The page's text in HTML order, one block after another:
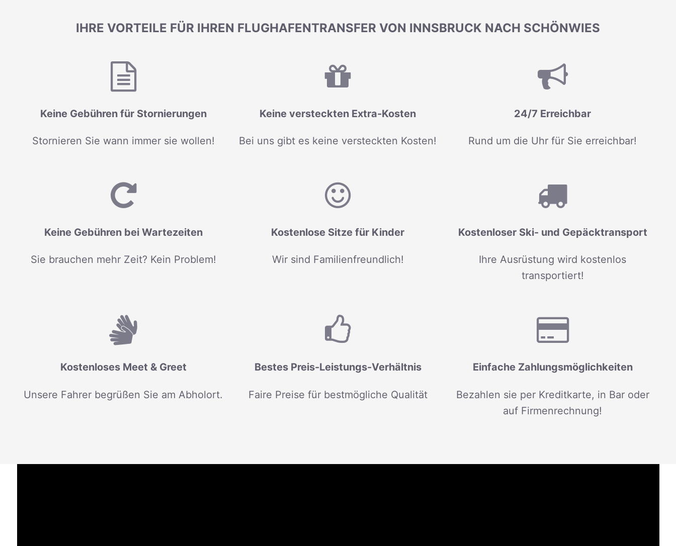
IHRE VORTEILE FÜR IHREN FLUGHAFENTRANSFER VON INNSBRUCK NACH SCHÖNWIES
Keine Gebühren für Stornierungen
Stornieren Sie wann immer sie wollen!
Keine versteckten Extra-Kosten
Bei uns gibt es keine versteckten Kosten!
24/7 Erreichbar
Rund um die Uhr für Sie erreichbar!
Keine Gebühren bei Wartezeiten
Sie brauchen mehr Zeit? Kein Problem!
Kostenlose Sitze für Kinder
Wir sind Familienfreundlich!
Kostenloser Ski- und Gepäcktransport
Ihre Ausrüstung wird kostenlos
transportiert!
Kostenloses Meet & Greet
Unsere Fahrer begrüßen Sie am Abholort.
Bestes Preis-Leistungs-Verhältnis
Faire Preise für bestmögliche Qualität
Einfache Zahlungsmöglichkeiten
Bezahlen sie per Kreditkarte, in Bar oder
auf Firmenrechnung!